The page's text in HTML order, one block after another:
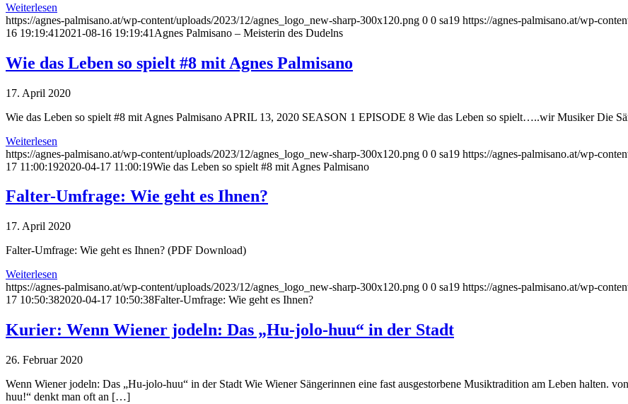
Weiterlesen
https://agnes-palmisano.at/wp-content/uploads/2023/12/agnes_logo_new-sharp-300x120.png 0 0 sa19 https://agnes-palmisano.at/wp-
16 19:19:41 2021-08-16 19:19:41 Agnes Palmisano – Meisterin des Dudelns
Wie das Leben so spielt #8 mit Agnes Palmisano
17. April 2020
Wie das Leben so spielt #8 mit Agnes Palmisano APRIL 13, 2020 SEASON 1 EPISODE 8 Wie das Leben so spielt…..wir Musiker Die
Weiterlesen
https://agnes-palmisano.at/wp-content/uploads/2023/12/agnes_logo_new-sharp-300x120.png 0 0 sa19 https://agnes-palmisano.at/wp-
17 11:00:192020-04-17 11:00:19Wie das Leben so spielt #8 mit Agnes Palmisano
Falter-Umfrage: Wie geht es Ihnen?
17. April 2020
Falter-Umfrage: Wie geht es Ihnen? (PDF Download)
Weiterlesen
https://agnes-palmisano.at/wp-content/uploads/2023/12/agnes_logo_new-sharp-300x120.png 0 0 sa19 https://agnes-palmisano.at/wp-
17 10:50:382020-04-17 10:50:38Falter-Umfrage: Wie geht es Ihnen?
Kurier: Wenn Wiener jodeln: Das „Hu-jolo-huu“ in der Stadt
26. Februar 2020
Wenn Wiener jodeln: Das „Hu-jolo-huu“ in der Stadt Wie Wiener Sängerinnen eine fast ausgestorbene Musiktradition am Leben halten.
huu!“ denkt man oft an […]